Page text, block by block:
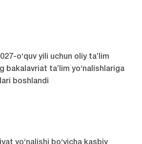
o‘quv yili uchun oliy ta’lim
bakalavriat ta’lim yo‘nalishlariga
boshlandi